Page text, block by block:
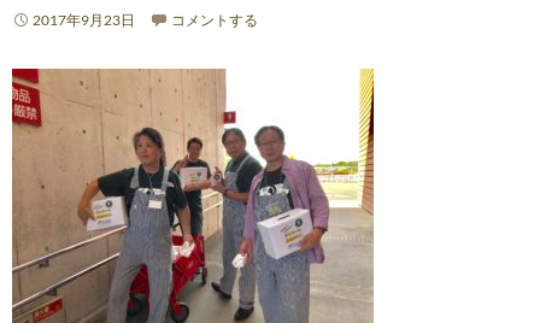
2017年9月23日 コメントする